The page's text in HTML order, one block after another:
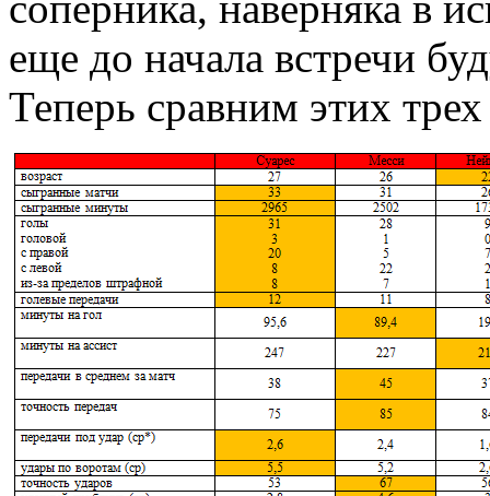
еще до начала встречи
Теперь сравним этих